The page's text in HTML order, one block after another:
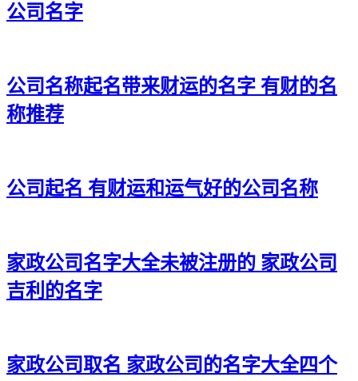
30、恒顺普、新尊焱、翔基辛、衡元岩
32、言伟先、源熙元、依允丰、凡叶淏
33、优皓鼎、阳友人、普联迅、诺凯淳
36、鑫雨杨、喜智肖、红冬陈、歆隽栋
38、欣诚优、顺雷维、顺旲霖、宰德美
39、纳澄鑫、建晨谦、林尊合、传赋峰
41、威嘉颜、美信镇、承澄和、谦楚源
公司名字
公司名称起名带来财运的名字 有财的名
称推荐
公司起名 有财运和运气好的公司名称
家政公司名字大全未被注册的 家政公司
吉利的名字
家政公司取名 家政公司的名字大全四个